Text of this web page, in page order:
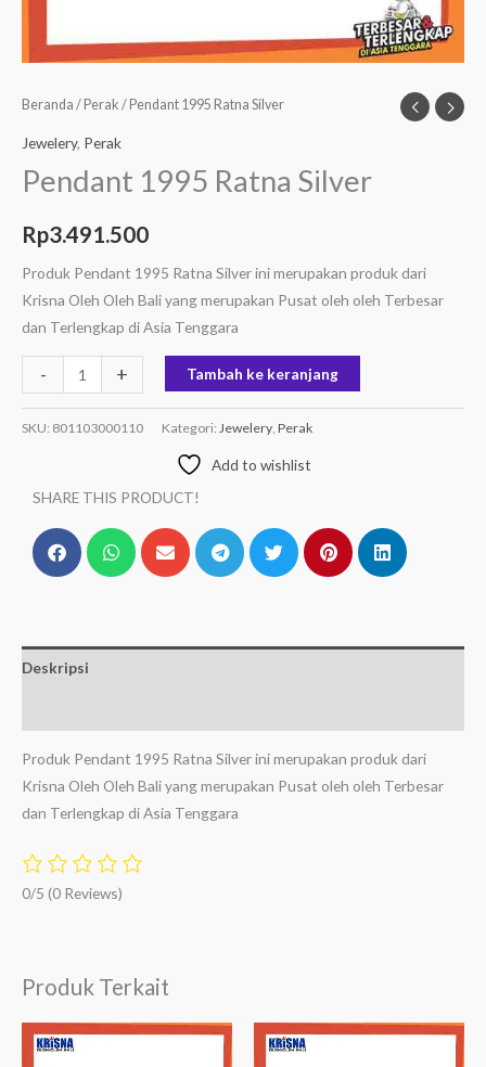
Beranda / Perak / Pendant 1995 Ratna Silver
Jewelery, Perak
Pendant 1995 Ratna Silver
Rp3.491.500
Produk Pendant 1995 Ratna Silver ini merupakan produk dari
Krisna Oleh Oleh Bali yang merupakan Pusat oleh oleh Terbesar
dan Terlengkap di Asia Tenggara
- + Tambah ke keranjang
SKU: 801103000110 Kategori: Jewelery Perak
Add to wishlist
SHARE THIS PRODUCT!
Deskripsi
Produk Pendant 1995 Ratna Silver ini merupakan produk dari
Krisna Oleh Oleh Bali yang merupakan Pusat oleh oleh Terbesar
dan Terlengkap di Asia Tenggara
0/5 (0 Reviews)
Produk Terkait